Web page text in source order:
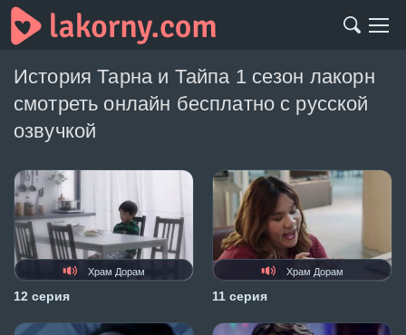
История Тарна и Тайпа 1 сезон лакорн
смотреть онлайн бесплатно с русской
озвучкой
Храм Дорам
12 серия
Храм Дорам
11 серия